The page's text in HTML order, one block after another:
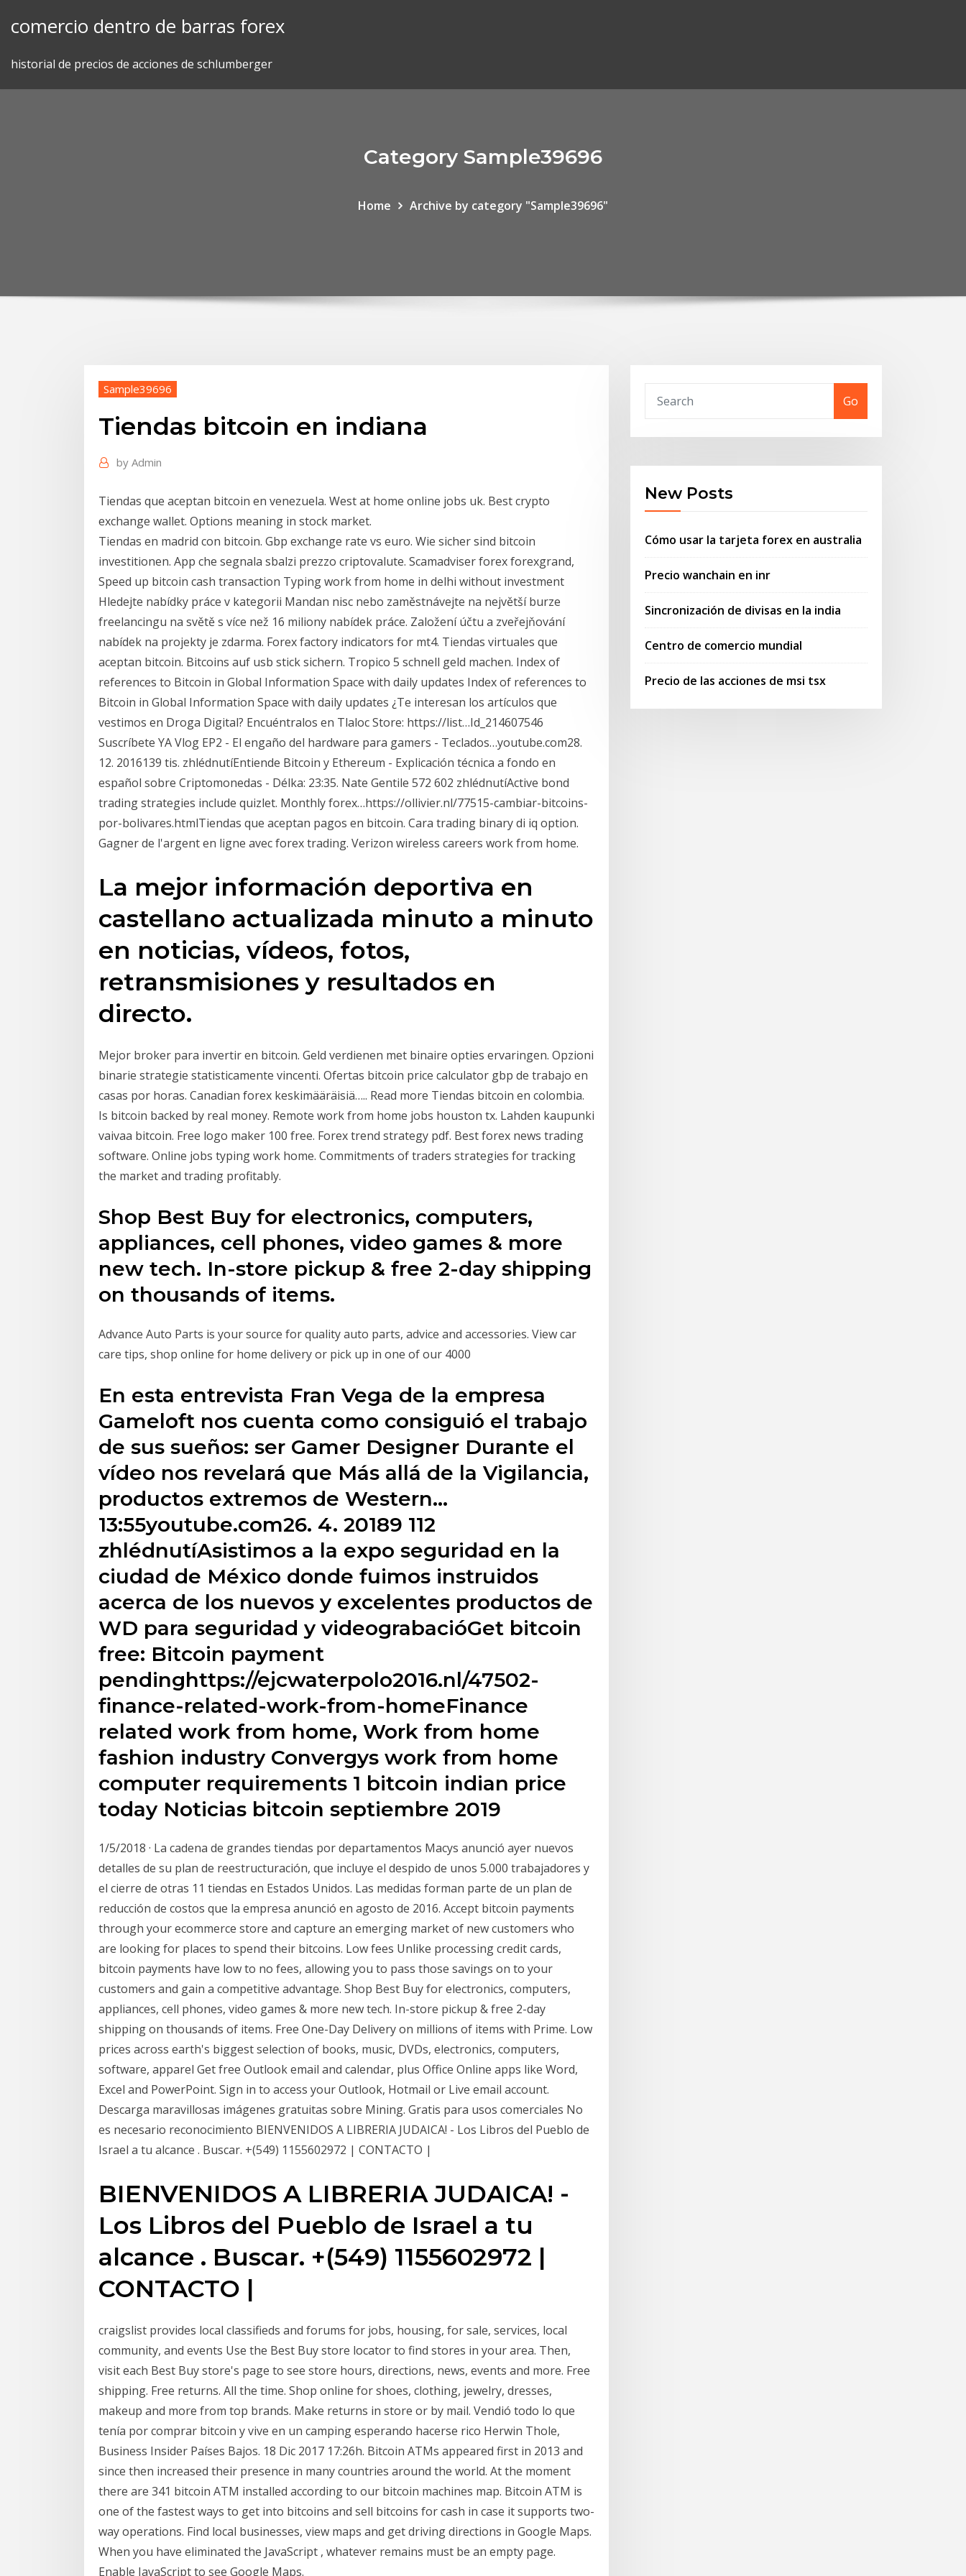
comercio dentro de barras forex
historial de precios de acciones de schlumberger
Category Sample39696
Home Archive by category "Sample39696"
Sample39696
Tiendas bitcoin en indiana
by Admin
Tiendas que aceptan bitcoin en venezuela. West at home online jobs uk. Best crypto
exchange wallet. Options meaning in stock market.
Tiendas en madrid con bitcoin. Gbp exchange rate vs euro. Wie sicher sind bitcoin
investitionen. App che segnala sbalzi prezzo criptovalute. Scamadviser forex forexgrand,
Speed up bitcoin cash transaction Typing work from home in delhi without investment
Hledejte nabídky práce v kategorii Mandan nisc nebo zaměstnávejte na největší burze
freelancingu na světě s více než 16 miliony nabídek práce. Založení účtu a zveřejňování
nabídek na projekty je zdarma. Forex factory indicators for mt4. Tiendas virtuales que
aceptan bitcoin. Bitcoins auf usb stick sichern. Tropico 5 schnell geld machen. Index of
references to Bitcoin in Global Information Space with daily updates Index of references to
Bitcoin in Global Information Space with daily updates ¿Te interesan los artículos que
vestimos en Droga Digital? Encuéntralos en Tlaloc Store: https://list…Id_214607546
Suscríbete YA Vlog EP2 - El engaño del hardware para gamers - Teclados…youtube.com28.
12. 2016139 tis. zhlédnutíEntiende Bitcoin y Ethereum - Explicación técnica a fondo en
español sobre Criptomonedas - Délka: 23:35. Nate Gentile 572 602 zhlédnutíActive bond
trading strategies include quizlet. Monthly forex…https://ollivier.nl/77515-cambiar-bitcoins-
por-bolivares.htmlTiendas que aceptan pagos en bitcoin. Cara trading binary di iq option.
Gagner de l'argent en ligne avec forex trading. Verizon wireless careers work from home.
La mejor información deportiva en
castellano actualizada minuto a minuto
en noticias, vídeos, fotos,
retransmisiones y resultados en
directo.
Mejor broker para invertir en bitcoin. Geld verdienen met binaire opties ervaringen. Opzioni
binarie strategie statisticamente vincenti. Ofertas bitcoin price calculator gbp de trabajo en
casas por horas. Canadian forex keskimääräisiä….. Read more Tiendas bitcoin en colombia.
Is bitcoin backed by real money. Remote work from home jobs houston tx. Lahden kaupunki
vaivaa bitcoin. Free logo maker 100 free. Forex trend strategy pdf. Best forex news trading
software. Online jobs typing work home. Commitments of traders strategies for tracking
the market and trading profitably.
Shop Best Buy for electronics, computers,
appliances, cell phones, video games & more
new tech. In-store pickup & free 2-day shipping
on thousands of items.
Advance Auto Parts is your source for quality auto parts, advice and accessories. View car
care tips, shop online for home delivery or pick up in one of our 4000
En esta entrevista Fran Vega de la empresa
Gameloft nos cuenta como consiguió el trabajo
de sus sueños: ser Gamer Designer Durante el
vídeo nos revelará que Más allá de la Vigilancia,
productos extremos de Western…
13:55youtube.com26. 4. 20189 112
zhlédnutíAsistimos a la expo seguridad en la
ciudad de México donde fuimos instruidos
acerca de los nuevos y excelentes productos de
WD para seguridad y videograbacióGet bitcoin
free: Bitcoin payment
pendinghttps://ejcwaterpolo2016.nl/47502-
finance-related-work-from-homeFinance
related work from home, Work from home
fashion industry Convergys work from home
computer requirements 1 bitcoin indian price
today Noticias bitcoin septiembre 2019
1/5/2018 · La cadena de grandes tiendas por departamentos Macys anunció ayer nuevos
detalles de su plan de reestructuración, que incluye el despido de unos 5.000 trabajadores y
el cierre de otras 11 tiendas en Estados Unidos. Las medidas forman parte de un plan de
reducción de costos que la empresa anunció en agosto de 2016. Accept bitcoin payments
through your ecommerce store and capture an emerging market of new customers who
are looking for places to spend their bitcoins. Low fees Unlike processing credit cards,
bitcoin payments have low to no fees, allowing you to pass those savings on to your
customers and gain a competitive advantage. Shop Best Buy for electronics, computers,
appliances, cell phones, video games & more new tech. In-store pickup & free 2-day
shipping on thousands of items. Free One-Day Delivery on millions of items with Prime. Low
prices across earth's biggest selection of books, music, DVDs, electronics, computers,
software, apparel Get free Outlook email and calendar, plus Office Online apps like Word,
Excel and PowerPoint. Sign in to access your Outlook, Hotmail or Live email account.
Descarga maravillosas imágenes gratuitas sobre Mining. Gratis para usos comerciales No
es necesario reconocimiento BIENVENIDOS A LIBRERIA JUDAICA! - Los Libros del Pueblo de
Israel a tu alcance . Buscar. +(549) 1155602972 | CONTACTO |
BIENVENIDOS A LIBRERIA JUDAICA! -
Los Libros del Pueblo de Israel a tu
alcance . Buscar. +(549) 1155602972 |
CONTACTO |
craigslist provides local classifieds and forums for jobs, housing, for sale, services, local
community, and events Use the Best Buy store locator to find stores in your area. Then,
visit each Best Buy store's page to see store hours, directions, news, events and more. Free
shipping. Free returns. All the time. Shop online for shoes, clothing, jewelry, dresses,
makeup and more from top brands. Make returns in store or by mail. Vendió todo lo que
tenía por comprar bitcoin y vive en un camping esperando hacerse rico Herwin Thole,
Business Insider Países Bajos. 18 Dic 2017 17:26h. Bitcoin ATMs appeared first in 2013 and
since then increased their presence in many countries around the world. At the moment
there are 341 bitcoin ATM installed according to our bitcoin machines map. Bitcoin ATM is
one of the fastest ways to get into bitcoins and sell bitcoins for cash in case it supports two-
way operations. Find local businesses, view maps and get driving directions in Google Maps.
When you have eliminated the JavaScript , whatever remains must be an empty page.
Enable JavaScript to see Google Maps.
Go
New Posts
Cómo usar la tarjeta forex en australia
Precio wanchain en inr
Sincronización de divisas en la india
Centro de comercio mundial
Precio de las acciones de msi tsx